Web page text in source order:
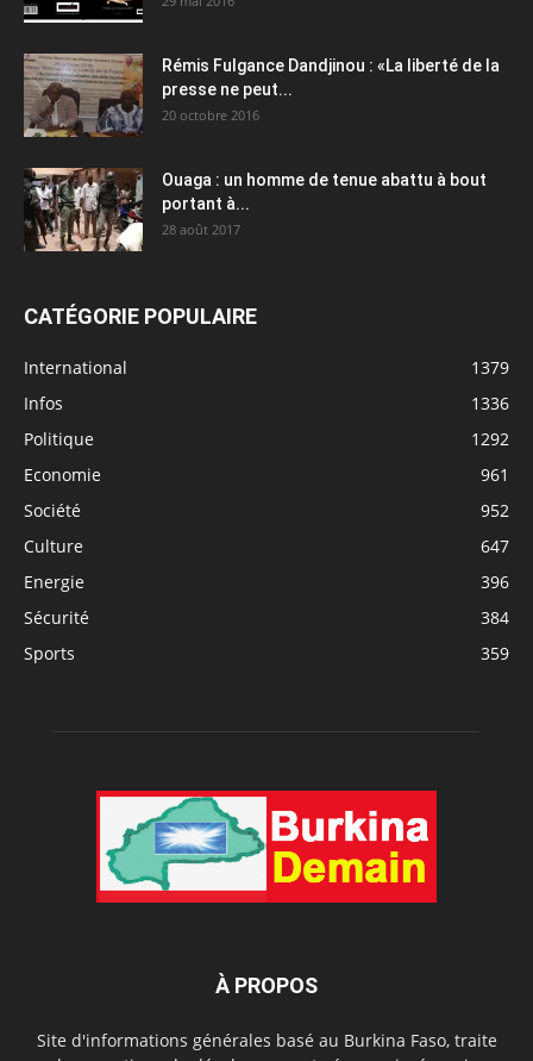
Rémis Fulgance Dandjinou : «La liberté de la
presse ne peut...
20 octobre 2016
Ouaga : un homme de tenue abattu à bout
portant à...
28 août 2017
CATÉGORIE POPULAIRE
International
1379
Infos
1336
Politique
1292
Economie
961
Société
952
Culture
647
Energie
396
Sécurité
384
Sports
359
À PROPOS
Site d'informations générales basé au Burkina Faso, traite